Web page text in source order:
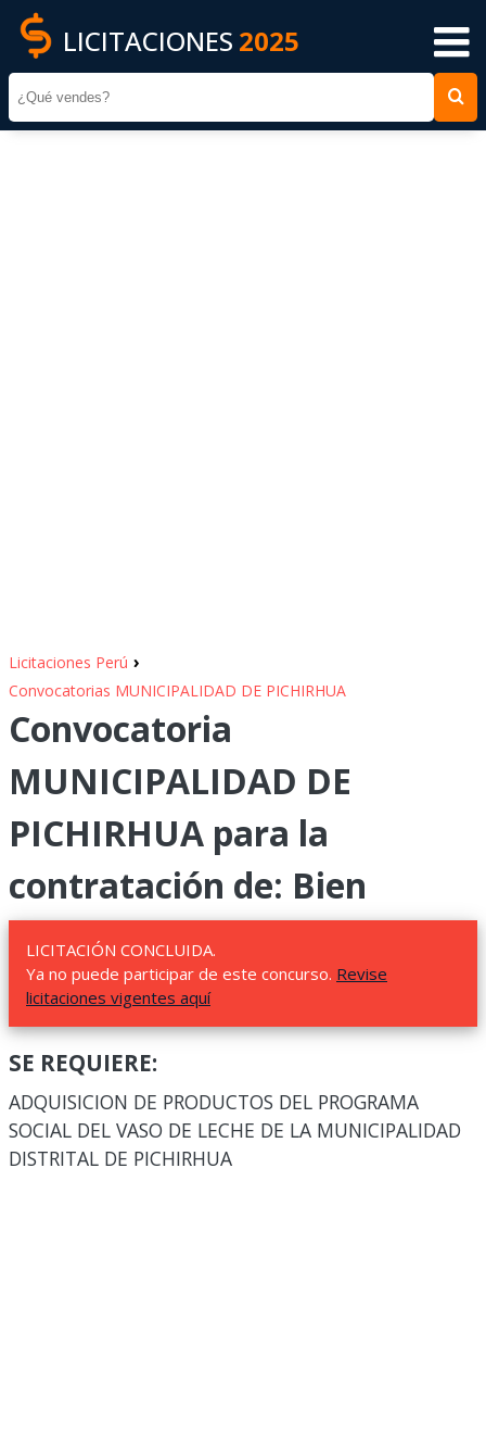
LICITACIONES 2025
Licitaciones Perú ›
Convocatorias MUNICIPALIDAD DE PICHIRHUA
Convocatoria
MUNICIPALIDAD DE
PICHIRHUA para la
contratación de: Bien
LICITACIÓN CONCLUIDA.
Ya no puede participar de este concurso. Revise
licitaciones vigentes aquí
SE REQUIERE:
ADQUISICION DE PRODUCTOS DEL PROGRAMA
SOCIAL DEL VASO DE LECHE DE LA MUNICIPALIDAD
DISTRITAL DE PICHIRHUA